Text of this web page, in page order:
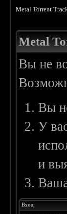
Metal Torrent
Metal
Вы не
Вы
У
и
Вход